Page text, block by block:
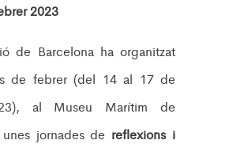
2023
de Barcelona ha organitzat
de febrer (del 14 al 17 de
al Museu Marítim de
jornades de reflexions i